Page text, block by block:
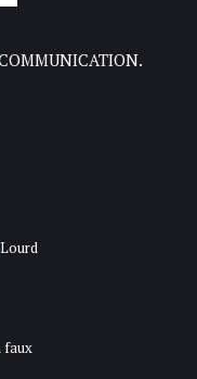
faux